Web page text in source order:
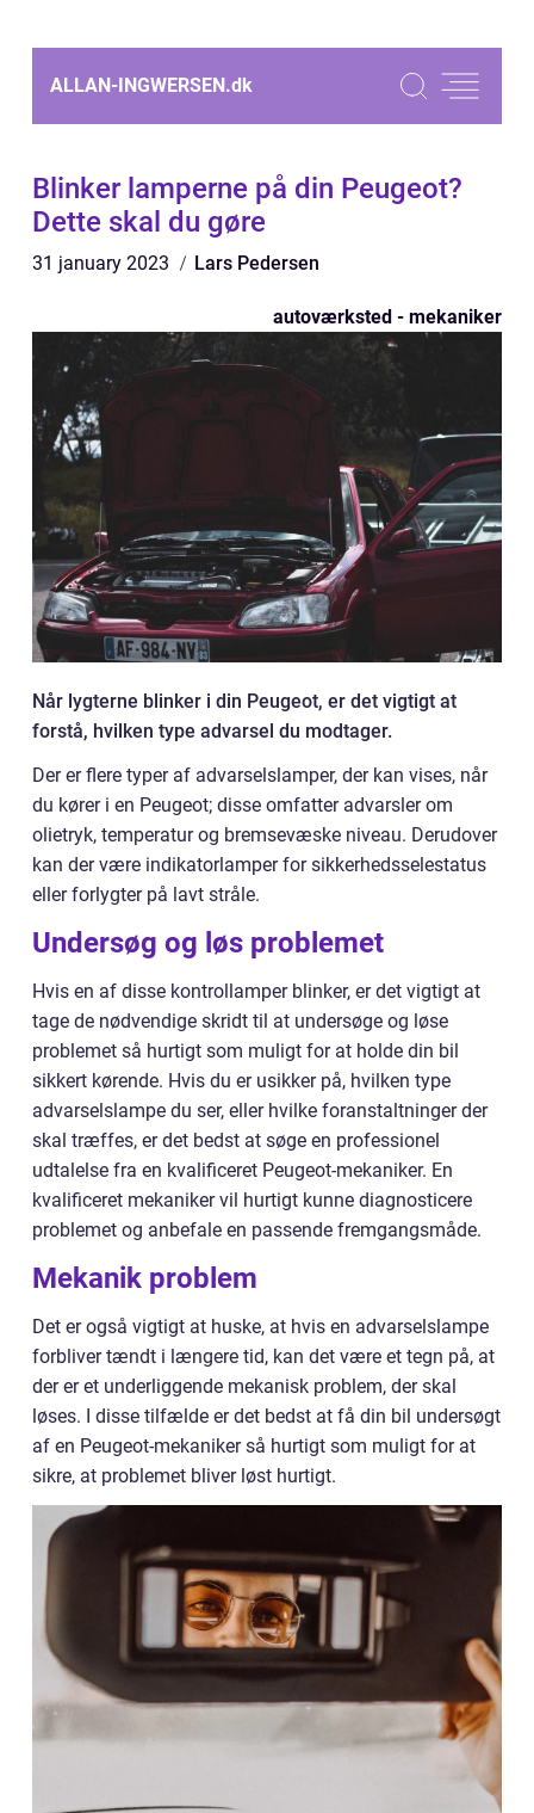
ALLAN-INGWERSEN.dk
Blinker lamperne på din Peugeot?
Dette skal du gøre
31 january 2023 Lars Pedersen
autoværksted - mekaniker
Når lygterne blinker i din Peugeot, er det vigtigt at
forstå, hvilken type advarsel du modtager.
Der er flere typer af advarselslamper, der kan vises, når
du kører i en Peugeot; disse omfatter advarsler om
olietryk, temperatur og bremsevæske niveau. Derudover
kan der være indikatorlamper for sikkerhedsselestatus
eller forlygter på lavt stråle.
Undersøg og løs problemet
Hvis en af disse kontrollamper blinker, er det vigtigt at
tage de nødvendige skridt til at undersøge og løse
problemet så hurtigt som muligt for at holde din bil
sikkert kørende. Hvis du er usikker på, hvilken type
advarselslampe du ser, eller hvilke foranstaltninger der
skal træffes, er det bedst at søge en professionel
udtalelse fra en kvalificeret Peugeot-mekaniker. En
kvalificeret mekaniker vil hurtigt kunne diagnosticere
problemet og anbefale en passende fremgangsmåde.
Mekanik problem
Det er også vigtigt at huske, at hvis en advarselslampe
forbliver tændt i længere tid, kan det være et tegn på, at
der er et underliggende mekanisk problem, der skal
løses. I disse tilfælde er det bedst at få din bil undersøgt
af en Peugeot-mekaniker så hurtigt som muligt for at
sikre, at problemet bliver løst hurtigt.